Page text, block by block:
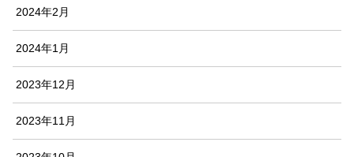
2024年2月
2024年1月
2023年12月
2023年11月